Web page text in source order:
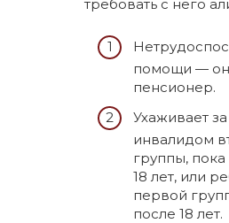
требовать с него
помощи — он
пенсионер.
Ухаживает
инвалидом
группы,
18 лет, или
первой
после 18 лет.